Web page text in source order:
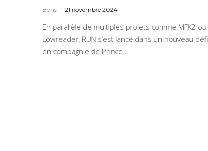
Boris · 21 novembre 2024
En parallèle de multiples projets comme MFK2 ou
Lowreader, RUN s’est lancé dans un nouveau défi
en compagnie de Prince...